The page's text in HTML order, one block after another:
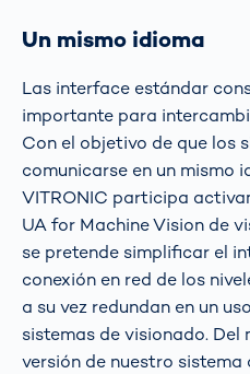
Un mismo idioma
Las interface estándar
importante para
Con el objetivo de que los
comunicarse en un mismo
VITRONIC participa
UA for Machine Vision de
se pretende simplificar el
conexión en red de los
a su vez redundan en un
sistemas de visionado. Del
versión de nuestro